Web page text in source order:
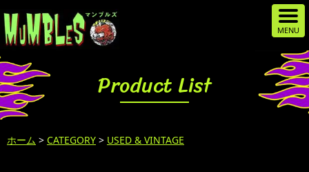
Product List
ホーム > CATEGORY > USED & VINTAGE